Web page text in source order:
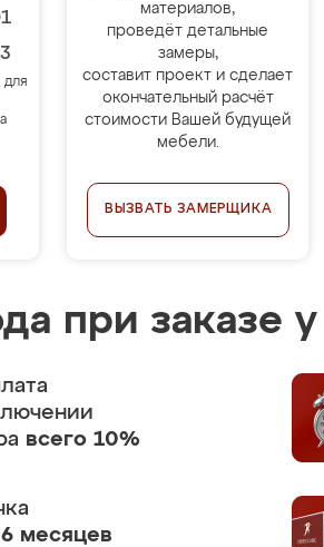
для
материалов,
проведёт детальные
замеры,
составит проект и сделает
окончательный расчёт
стоимости Вашей будущей
мебели.
ВЫЗВАТЬ ЗАМЕРЩИКА
при заказе
всего 10%
месяцев